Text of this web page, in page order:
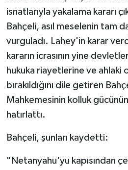
isnatlarıyla yakalama kararı
Bahçeli, asıl meselenin tam
vurguladı. Lahey'in karar
kararın icrasının yine
hukuka riayetlerine ve ahlaki
bırakıldığını dile getiren
Mahkemesinin kolluk gücünün
hatırlattı.
Bahçeli, şunları kaydetti:
"Netanyahu'yu kapısından